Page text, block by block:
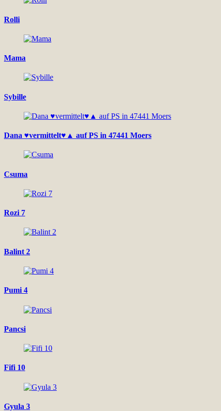
Rolli
Mama
Sybille
Dana ♥vermittelt♥▲ auf PS in 47441 Moers
Csuma
Rozi 7
Balint 2
Pumi 4
Pancsi
Fifi 10
Gyula 3